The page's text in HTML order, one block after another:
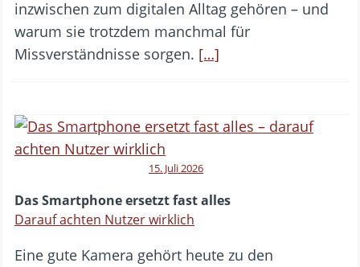
inzwischen zum digitalen Alltag gehören – und
warum sie trotzdem manchmal für
Missverständnisse sorgen. […]
15. Juli 2026
Das Smartphone ersetzt fast alles
Darauf achten Nutzer wirklich
Eine gute Kamera gehört heute zu den